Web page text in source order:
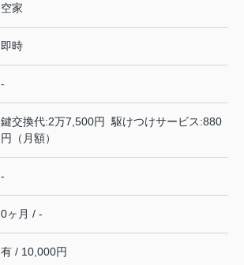
空家
即時
-
鍵交換代:2万7,500円 駆けつけサービス:880
円（月額）
-
0ヶ月 / -
有 / 10,000円